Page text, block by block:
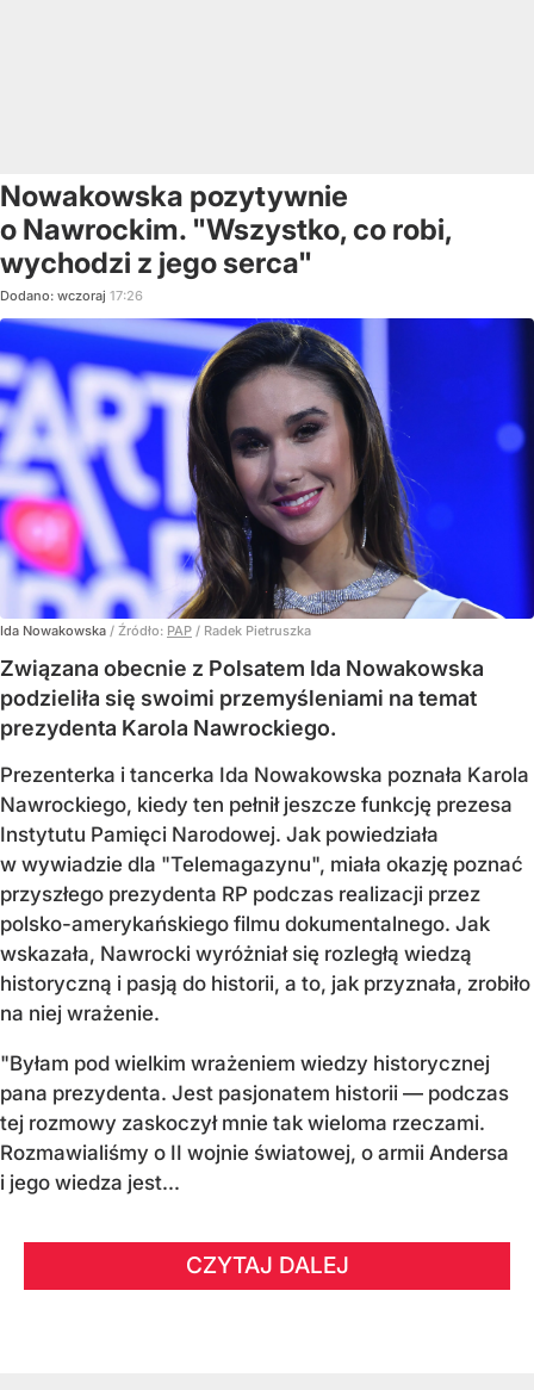
Nowakowska pozytywnie
o Nawrockim. "Wszystko, co robi,
wychodzi z jego serca"
Dodano: wczoraj 17:26
Ida Nowakowska / Źródło: PAP / Radek Pietruszka
Związana obecnie z Polsatem Ida Nowakowska
podzieliła się swoimi przemyśleniami na temat
prezydenta Karola Nawrockiego.
Prezenterka i tancerka Ida Nowakowska poznała Karola
Nawrockiego, kiedy ten pełnił jeszcze funkcję prezesa
Instytutu Pamięci Narodowej. Jak powiedziała
w wywiadzie dla "Telemagazynu", miała okazję poznać
przyszłego prezydenta RP podczas realizacji przez
polsko-amerykańskiego filmu dokumentalnego. Jak
wskazała, Nawrocki wyróżniał się rozległą wiedzą
historyczną i pasją do historii, a to, jak przyznała, zrobiło
na niej wrażenie.
"Byłam pod wielkim wrażeniem wiedzy historycznej
pana prezydenta. Jest pasjonatem historii — podczas
tej rozmowy zaskoczył mnie tak wieloma rzeczami.
Rozmawialiśmy o II wojnie światowej, o armii Andersa
i jego wiedza jest...
CZYTAJ DALEJ